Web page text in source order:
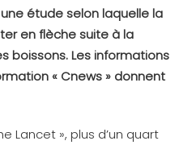
étude selon laquelle la
en flèche suite à la
boissons. Les informations
« Cnews » donnent
Lancet », plus d’un quart